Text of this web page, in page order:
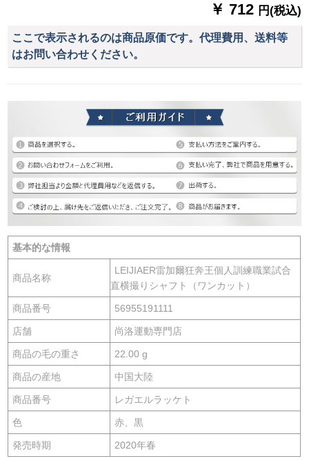
￥ 712 円(税込)
ここで表示されるのは商品原価です。代理費用、送料等
はお問い合わせください。
基本的な情報
商品名称
LEIJIAER雷加爾狂奔王個人訓練職業試合
直横撮りシャフト（ワンカット）
商品番号 56955191111
店舗 尚洛運動専門店
商品の毛の重さ 22.00 g
商品の産地 中国大陸
商品番号 レガエルラッケト
色 赤、黒
発売時期 2020年春